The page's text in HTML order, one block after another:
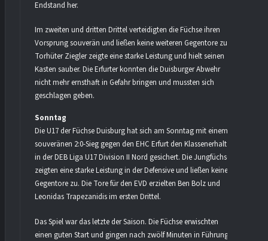
Endstand her.
Im zweiten und dritten Drittel verteidigten die Füchse ihren
Vorsprung souverän und ließen keine weiteren Gegentore zu.
Torhüter Ziegler zeigte eine starke Leistung und hielt seinen
Kasten sauber. Die Erfurter konnten die Duisburger Abwehr
nicht mehr ernsthaft in Gefahr bringen und mussten sich
geschlagen geben.
Sonntag
Die U17 der Füchse Duisburg hat sich am Sonntag mit einem
souveränen 2:0-Sieg gegen den EHC Erfurt den Klassenerhalt
in der DEB Liga U17 Division II Nord gesichert. Die Jungfüchse
zeigten eine starke Leistung in der Defensive und ließen keine
Gegentore zu. Die Tore für den EVD erzielten Ben Bolz und
Leonidas Trapezanidis im ersten Drittel.
Das Spiel war das letzte der Saison. Die Füchse erwischten
einen guten Start und gingen nach zwölf Minuten in Führung,